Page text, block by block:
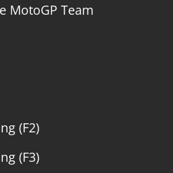
MotoGP Team
(F2)
(F3)